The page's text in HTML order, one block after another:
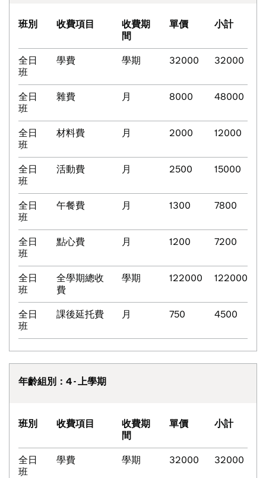
班別 收費項目
收費期
間
單價 小計
全日
班
學費 學期 32000 32000
全日
班
雜費 月 8000 48000
全日
班
材料費 月 2000 12000
全日
班
活動費 月 2500 15000
全日
班
午餐費 月 1300 7800
全日
班
點心費 月 1200 7200
全日
班
全學期總收
費
學期 122000 122000
全日
班
課後延托費 月 750 4500
年齡組別：4 - 上學期
班別 收費項目
收費期
間
單價 小計
全日
班
學費 學期 32000 32000